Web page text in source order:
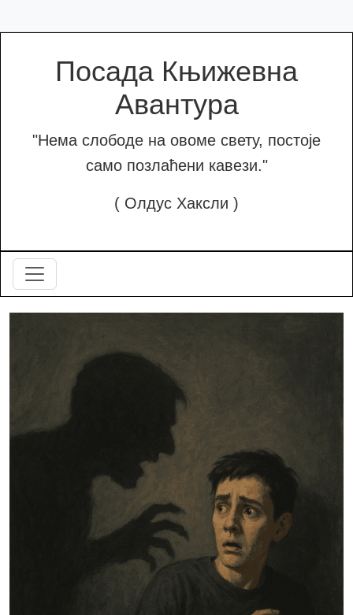
Посада Књижевна
Авантура
"Нема слободе на овоме свету, постоје
само позлаћени кавези."
( Олдус Хаксли )